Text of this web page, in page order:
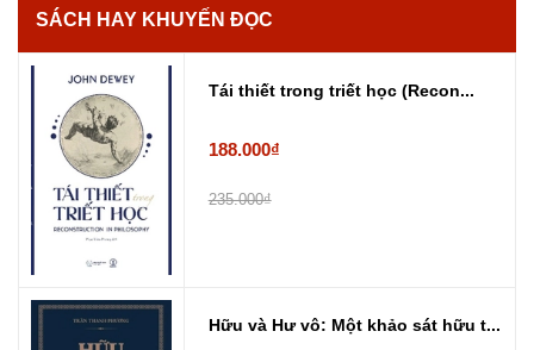
SÁCH HAY KHUYẾN ĐỌC
Tái thiết trong triết học (Recon...
188.000₫
235.000₫
Hữu và Hư vô: Một khảo sát hữu t...